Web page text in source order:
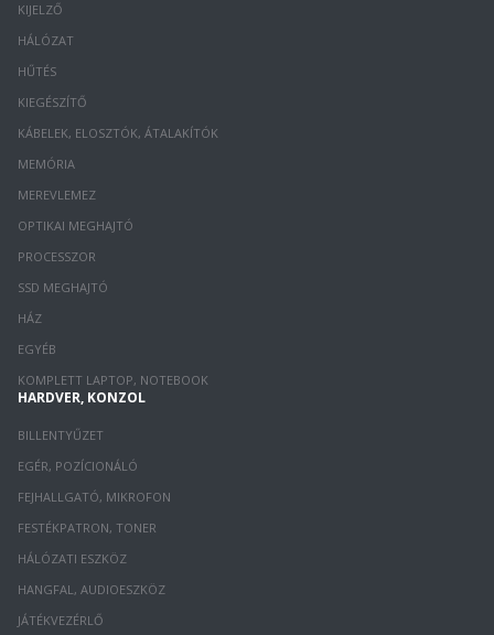
KIJELZŐ
HÁLÓZAT
HŰTÉS
KIEGÉSZÍTŐ
KÁBELEK, ELOSZTÓK, ÁTALAKÍTÓK
MEMÓRIA
MEREVLEMEZ
OPTIKAI MEGHAJTÓ
PROCESSZOR
SSD MEGHAJTÓ
HÁZ
EGYÉB
KOMPLETT LAPTOP, NOTEBOOK
HARDVER, KONZOL
BILLENTYŰZET
EGÉR, POZÍCIONÁLÓ
FEJHALLGATÓ, MIKROFON
FESTÉKPATRON, TONER
HÁLÓZATI ESZKÖZ
HANGFAL, AUDIOESZKÖZ
JÁTÉKVEZÉRLŐ